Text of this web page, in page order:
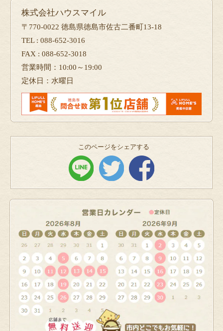
株式会社ハウスマイル
〒770-0022 徳島県徳島市佐古二番町13-18
TEL : 088-652-3016
FAX : 088-652-3018
営業時間：10:00～19:00
定休日：水曜日
このページをシェアする